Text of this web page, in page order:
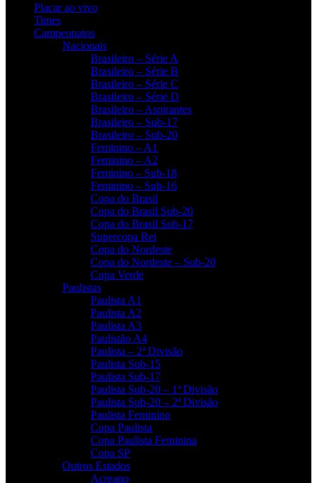
Placar ao vivo
Times
Campeonatos
Nacionais
Brasileiro – Série A
Brasileiro – Série B
Brasileiro – Série C
Brasileiro – Série D
Brasileiro – Aspirantes
Brasileiro – Sub-17
Brasileiro – Sub-20
Feminino – A1
Feminino – A2
Feminino – Sub-18
Feminino – Sub-16
Copa do Brasil
Copa do Brasil Sub-20
Copa do Brasil Sub-17
Supercopa Rei
Copa do Nordeste
Copa do Nordeste – Sub-20
Copa Verde
Paulistas
Paulista A1
Paulista A2
Paulista A3
Paulistão A4
Paulista – 2ª Divisão
Paulista Sub-15
Paulista Sub-17
Paulista Sub-20 – 1ª Divisão
Paulista Sub-20 – 2ª Divisão
Paulista Feminino
Copa Paulista
Copa Paulista Feminina
Copa SP
Outros Estados
Acreano